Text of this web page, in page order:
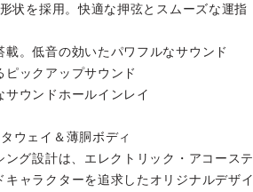
状を採用。快適な押弦とスムーズな運指
載。低音の効いたパワフルなサウンド
ピックアップサウンド
サウンドホールインレイ
ウェイ＆薄胴ボディ
グ設計は、エレクトリック・アコーステ
キャラクターを追求したオリジナルデザイ